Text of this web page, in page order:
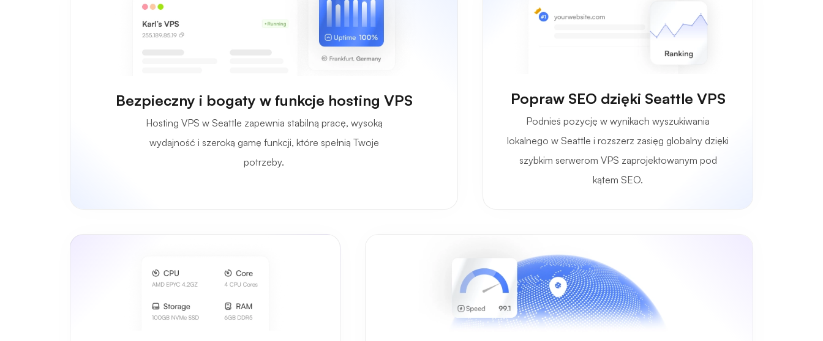
Bezpieczny i bogaty w funkcje hosting VPS
Hosting VPS w Seattle zapewnia stabilną pracę, wysoką
wydajność i szeroką gamę funkcji, które spełnią Twoje
potrzeby.
Popraw SEO dzięki Seattle VPS
Podnieś pozycję w wynikach wyszukiwania
lokalnego w Seattle i rozszerz zasięg globalny dzięki
szybkim serwerom VPS zaprojektowanym pod
kątem SEO.